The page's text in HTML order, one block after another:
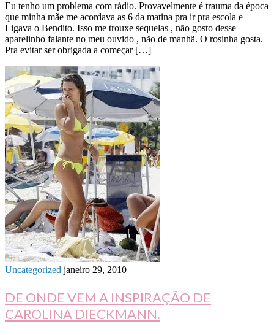
Eu tenho um problema com rádio. Provavelmente é trauma da época
que minha mãe me acordava as 6 da matina pra ir pra escola e
Ligava o Bendito. Isso me trouxe sequelas , não gosto desse
aparelinho falante no meu ouvido , não de manhã. O rosinha gosta.
Pra evitar ser obrigada a começar […]
Uncategorized janeiro 29, 2010
DE ONDE VEM A INSPIRAÇÃO DE
CAROLINA DIECKMANN.